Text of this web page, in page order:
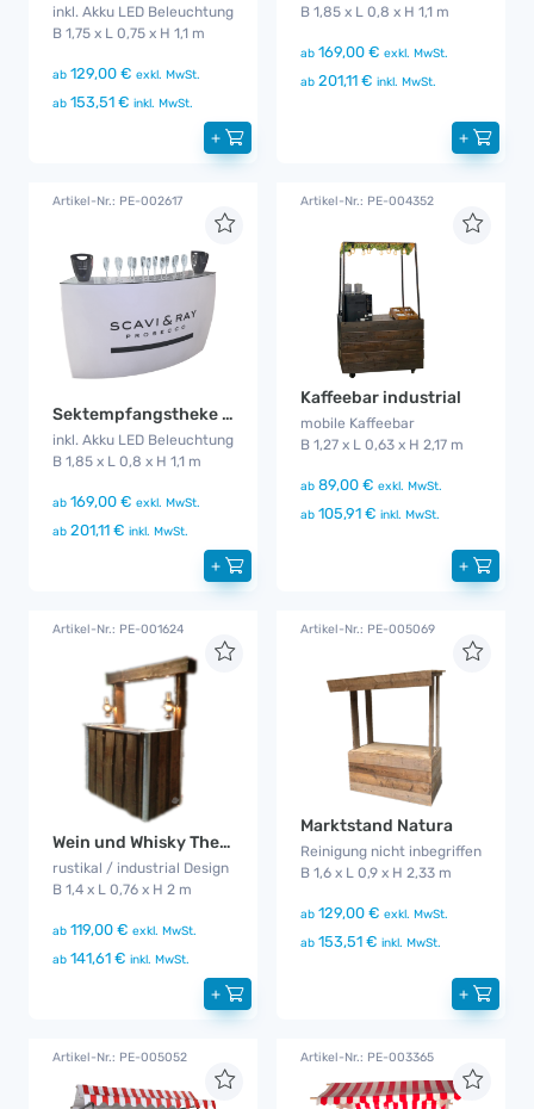
inkl. Akku LED Beleuchtung
B 1,75 x L 0,75 x H 1,1 m
ab 129,00 € exkl. MwSt.
ab 153,51 € inkl. MwSt.
+
B 1,85 x L 0,8 x H 1,1 m
ab 169,00 € exkl. MwSt.
ab 201,11 € inkl. MwSt.
+
Artikel-Nr.: PE-002617
Sektempfangstheke mit LED
inkl. Akku LED Beleuchtung
B 1,85 x L 0,8 x H 1,1 m
ab 169,00 € exkl. MwSt.
ab 201,11 € inkl. MwSt.
+
Artikel-Nr.: PE-004352
Kaffeebar industrial
mobile Kaffeebar
B 1,27 x L 0,63 x H 2,17 m
ab 89,00 € exkl. MwSt.
ab 105,91 € inkl. MwSt.
+
Artikel-Nr.: PE-001624
Wein und Whisky Theke
rustikal / industrial Design
B 1,4 x L 0,76 x H 2 m
ab 119,00 € exkl. MwSt.
ab 141,61 € inkl. MwSt.
+
Artikel-Nr.: PE-005069
Marktstand Natura
Reinigung nicht inbegriffen
B 1,6 x L 0,9 x H 2,33 m
ab 129,00 € exkl. MwSt.
ab 153,51 € inkl. MwSt.
+
Artikel-Nr.: PE-005052 Artikel-Nr.: PE-003365